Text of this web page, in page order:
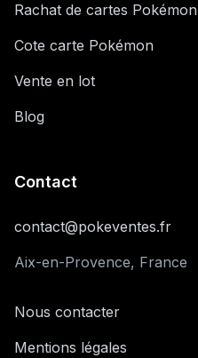
Rachat de cartes Pokémon
Cote carte Pokémon
Vente en lot
Blog
Contact
contact@pokeventes.fr
Aix-en-Provence, France
Nous contacter
Mentions légales